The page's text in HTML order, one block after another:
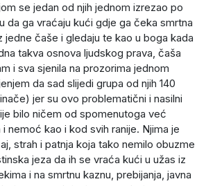
se jedan od njih jednom izrezao po
da ga vraćaju kući gdje ga čeka smrtna
jedne čaše i gledaju te kao u boga kada
takva osnova ljudskog prava, čaša
i sva sjenila na prozorima jednom
da sad slijedi grupa od njih 140
jer su ovo problematični i nasilni
bilo ničem od spomenutoga već
nemoć kao i kod svih ranije. Njima je
strah i patnja koja tako nemilo obuzme
jeza da ih se vraća kući u užas iz
i na smrtnu kaznu, prebijanja, javna